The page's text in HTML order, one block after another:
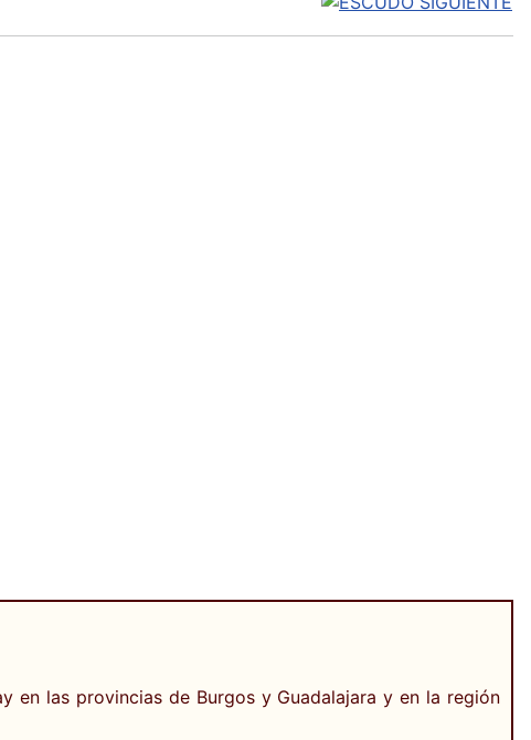
en las provincias de Burgos y Guadalajara y en la región